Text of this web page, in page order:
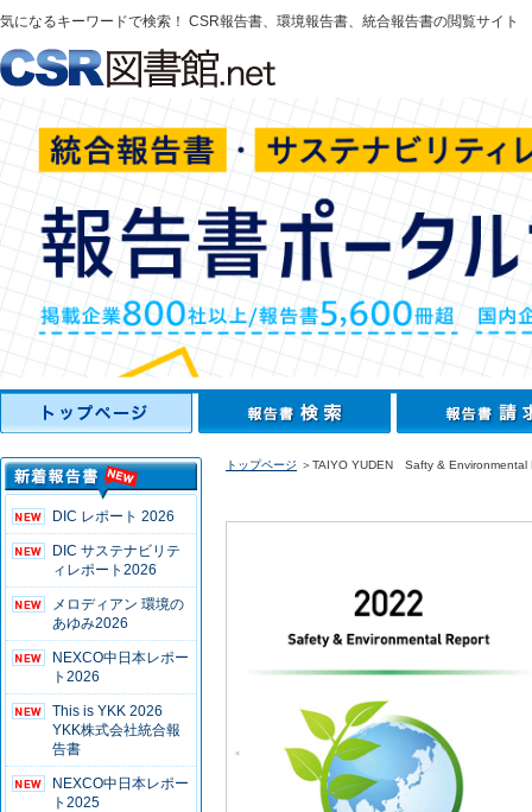
気になるキーワードで検索！ CSR報告書、環境報告書、統合報告書の閲覧サイト
DIC レポート 2026
DIC サステナビリテ
ィレポート2026
メロディアン 環境の
あゆみ2026
NEXCO中日本レポー
ト2026
This is YKK 2026
YKK株式会社統合報
告書
NEXCO中日本レポー
ト2025
トップページ ＞TAIYO YUDEN Safty & Environmental